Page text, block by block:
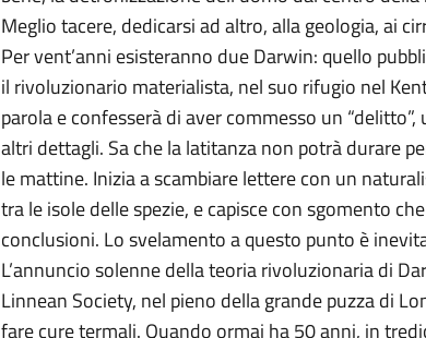
Meglio tacere, dedicarsi ad altro, alla geologia, ai
Per vent’anni esisteranno due Darwin: quello
il rivoluzionario materialista, nel suo rifugio nel
parola e confesserà di aver commesso un
altri dettagli. Sa che la latitanza non potrà durare
le mattine. Inizia a scambiare lettere con un
tra le isole delle spezie, e capisce con sgomento
conclusioni. Lo svelamento a questo punto è
L’annuncio solenne della teoria rivoluzionaria di
Linnean Society, nel pieno della grande puzza di
fare cure termali. Quando ormai ha 50 anni, in